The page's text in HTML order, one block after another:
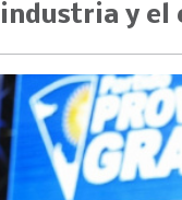
industria y el